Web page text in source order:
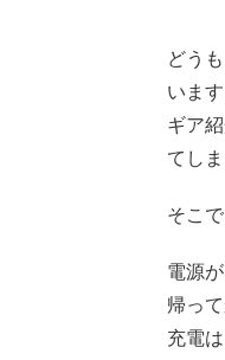
どう
いま
ギア
てし
そこ
電源
帰っ
充電